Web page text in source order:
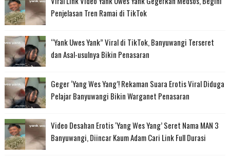
Penjelasan Tren Ramai di TikTok
“Yank Uwes Yank” Viral di TikTok, Banyuwangi Terseret
dan Asal-usulnya Bikin Penasaran
Geger ‘Yang Wes Yang’! Rekaman Suara Erotis Viral Diduga
Pelajar Banyuwangi Bikin Warganet Penasaran
Video Desahan Erotis ‘Yang Wes Yang’ Seret Nama MAN 3
Banyuwangi, Diincar Kaum Adam Cari Link Full Durasi